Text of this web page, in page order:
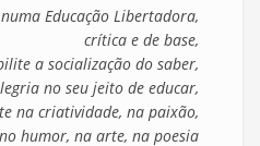
Educação Libertadora,
crítica e de base,
a socialização do saber,
no seu jeito de educar,
na criatividade, na paixão,
no humor, na arte, na poesia